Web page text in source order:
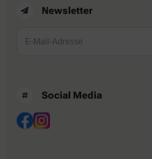
Newsletter
Social Media